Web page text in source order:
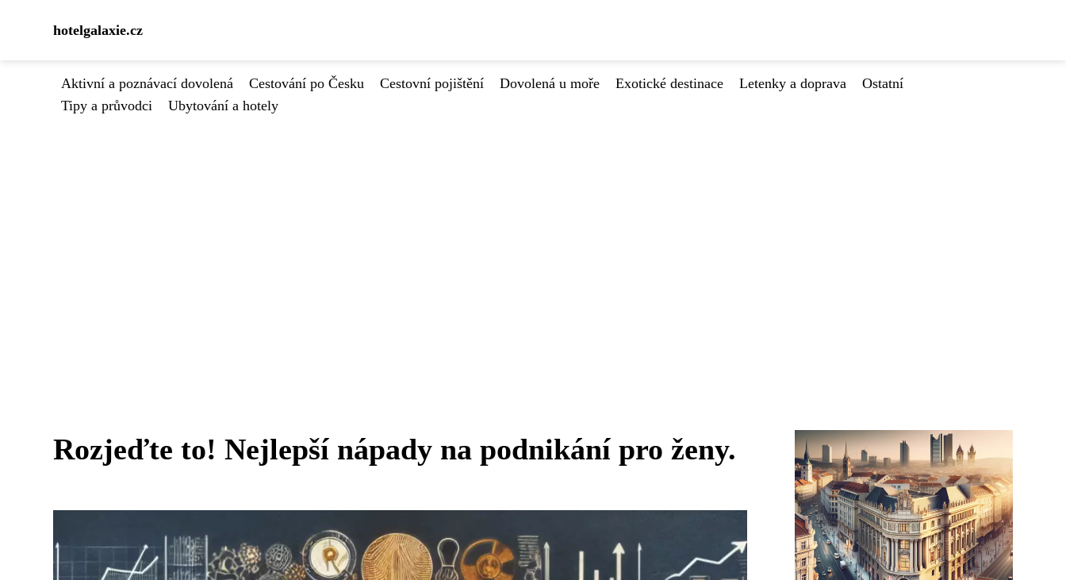
hotelgalaxie.cz
Aktivní a poznávací dovolená Cestování po Česku Cestovní pojištění Dovolená u moře Exotické destinace Letenky a doprava
Ostatní
Tipy a průvodci
Ubytování a hotely
Rozjeďte to! Nejlepší nápady na podnikání pro ženy.